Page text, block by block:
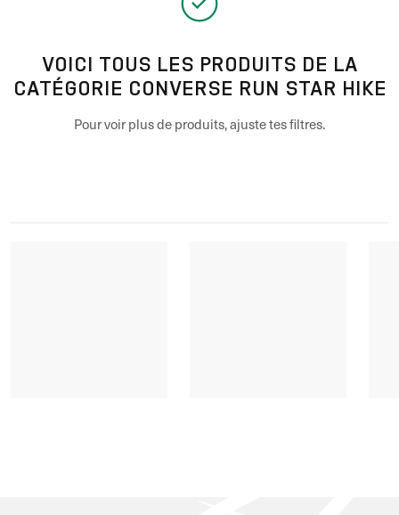
VOICI TOUS LES PRODUITS DE LA
CATÉGORIE CONVERSE RUN STAR HIKE
Pour voir plus de produits, ajuste tes filtres.